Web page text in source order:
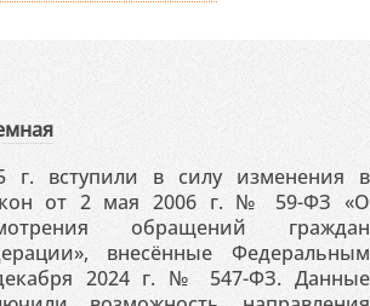
г. вступили в силу изменения в
от 2 мая 2006 г. № 59-ФЗ «О
обращений граждан
внесённые Федеральным
2024 г. № 547-ФЗ. Данные